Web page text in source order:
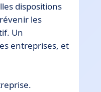
dispositions
les
Un
entreprises, et